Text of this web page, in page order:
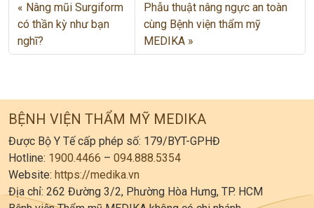
Nâng mũi Surgiform
có thần kỳ như bạn
nghĩ?
Phẫu thuật nâng ngực an toàn
cùng Bệnh viện thẩm mỹ
MEDIKA
BỆNH VIỆN THẨM MỸ MEDIKA
Được Bộ Y Tế cấp phép số: 179/BYT-GPHĐ
Hotline: 1900.4466 – 094.888.5354
Website: https://medika.vn
Địa chỉ: 262 Đường 3/2, Phường Hòa Hưng, TP. HCM